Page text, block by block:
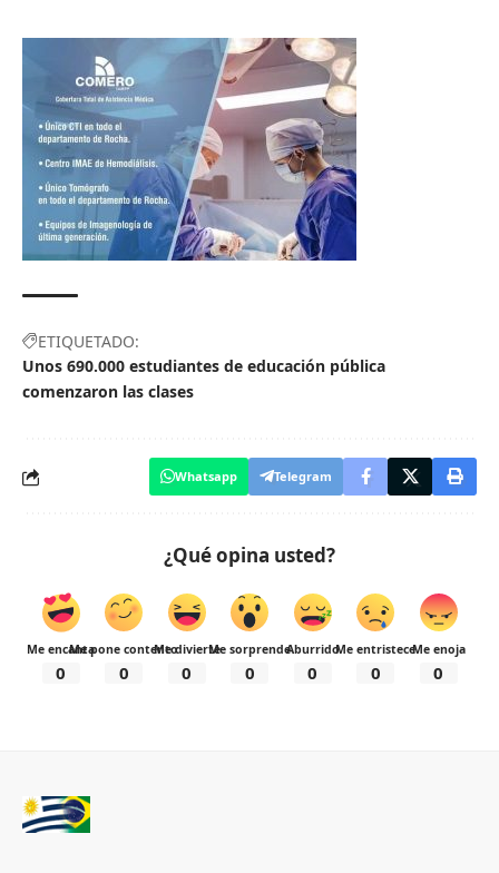
ETIQUETADO:
Unos 690.000 estudiantes de educación pública
comenzaron las clases
Whatsapp Telegram
¿Qué opina usted?
Me encanta
0
Me pone contento
0
Me divierte
0
Me sorprende
0
Aburrido
0
Me entristece
0
Me enoja
0